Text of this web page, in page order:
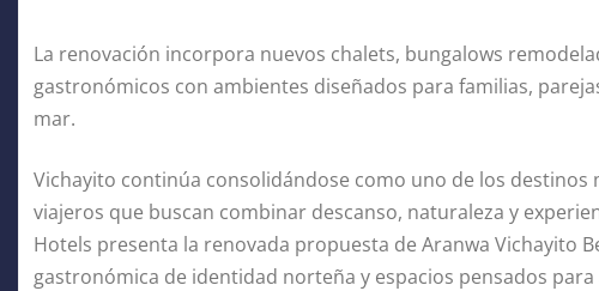
La renovación incorpora nuevos chalets, bungalows
gastronómicos con ambientes diseñados para familias,
mar.
Vichayito continúa consolidándose como uno de los
viajeros que buscan combinar descanso, naturaleza y
Hotels presenta la renovada propuesta de Aranwa Vichayito
gastronómica de identidad norteña y espacios pensados